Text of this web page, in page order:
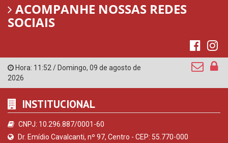
ACOMPANHE NOSSAS REDES
SOCIAIS
Hora: 11:52 / Domingo, 09 de agosto de
2026
INSTITUCIONAL
CNPJ: 10.296.887/0001-60
Dr. Emídio Cavalcanti, nº 97, Centro - CEP: 55.770-000